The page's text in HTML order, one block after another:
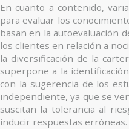
En cuanto a contenido,
para evaluar los
basan en la autoevaluación
los clientes en relación a
la diversificación de la
superpone a la
con la sugerencia de los
independiente, ya que se
suscitan la tolerancia al
inducir respuestas erróneas.